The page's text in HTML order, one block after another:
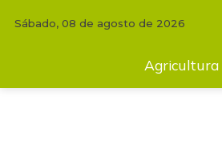
Fenómeno 'El
Sábado, 08 de agosto de 2026
Agricultura